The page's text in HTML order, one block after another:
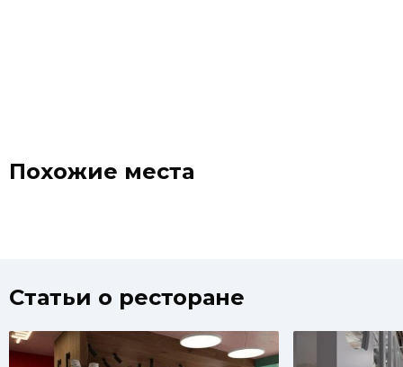
Похожие места
Статьи о ресторане